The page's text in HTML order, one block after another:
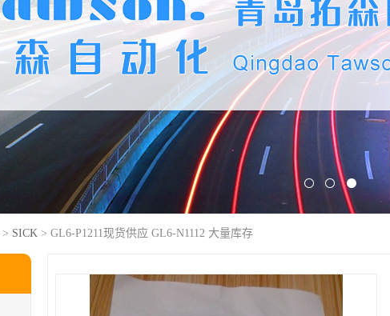
> SICK > GL6-P1211现货供应 GL6-N1112 大量库存